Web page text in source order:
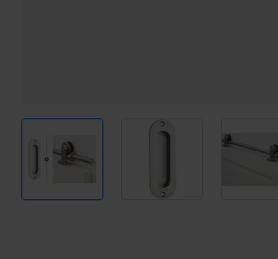
View larger imageView larger image